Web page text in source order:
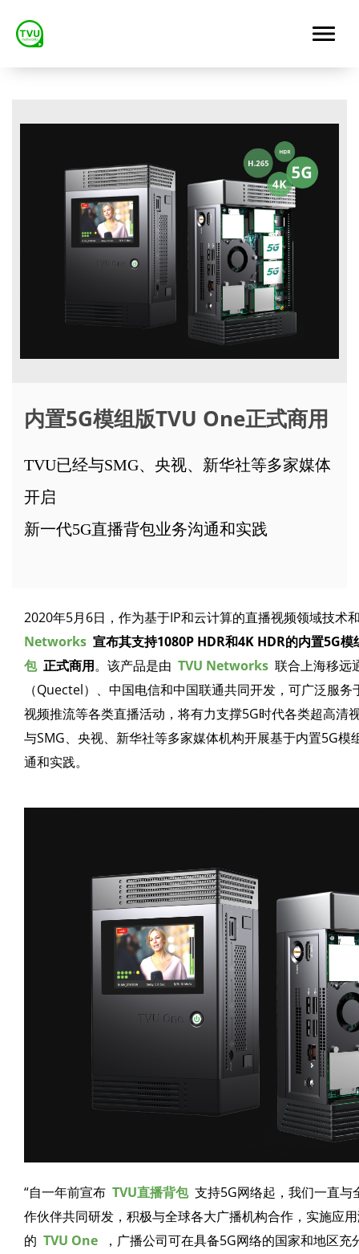
内置5G模组版TVU One正式商用
TVU已经与SMG、央视、新华社等多家媒体
开启
新一代5G直播背包业务沟通和实践
2020年5月6日，作为基于IP和云计算的直播视频领域技术
Networks 宣布其支持1080P HDR和4K HDR的内置5G模
包 正式商用。该产品是由 TVU Networks 联合上海移远
（Quectel）、中国电信和中国联通共同开发，可广泛服
视频推流等各类直播活动，将有力支撑5G时代各类超高清
与SMG、央视、新华社等多家媒体机构开展基于内置5G
通和实践。
“自一年前宣布 TVU直播背包支持5G网络起，我们一直与
作伙伴共同研发，积极与全球各大广播机构合作，实施应
的 TVU One ，广播公司可在具备5G网络的国家和地区充